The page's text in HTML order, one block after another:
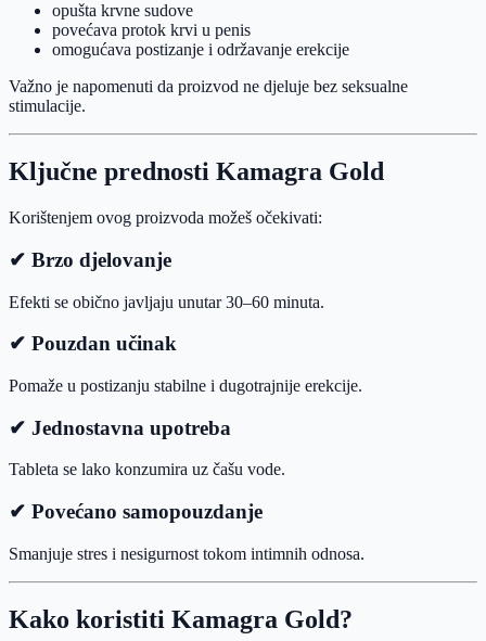
opušta krvne sudove
povećava protok krvi u penis
omogućava postizanje i održavanje erekcije
Važno je napomenuti da proizvod ne djeluje bez seksualne
stimulacije.
Ključne prednosti Kamagra Gold
Korištenjem ovog proizvoda možeš očekivati:
✔ Brzo djelovanje
Efekti se obično javljaju unutar 30–60 minuta.
✔ Pouzdan učinak
Pomaže u postizanju stabilne i dugotrajnije erekcije.
✔ Jednostavna upotreba
Tableta se lako konzumira uz čašu vode.
✔ Povećano samopouzdanje
Smanjuje stres i nesigurnost tokom intimnih odnosa.
Kako koristiti Kamagra Gold?